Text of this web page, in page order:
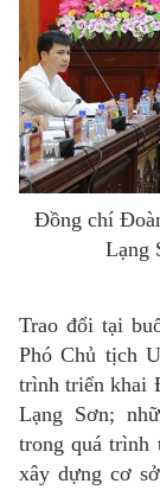
Đồng chí
Lạng
Trao đổi tại
Phó Chủ tịch
trình triển khai
Lạng Sơn;
trong quá trình
xây dựng cơ